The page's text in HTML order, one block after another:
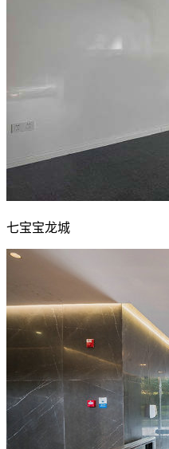
七宝宝龙城